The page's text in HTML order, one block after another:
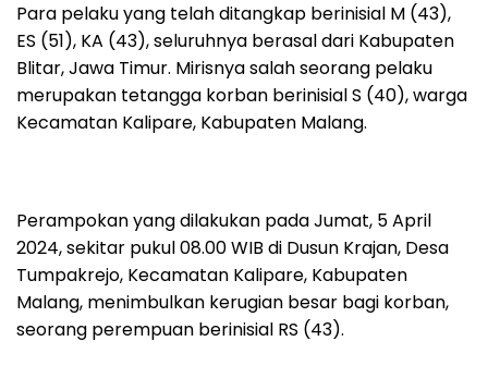
Para pelaku yang telah ditangkap berinisial M (43),
ES (51), KA (43), seluruhnya berasal dari Kabupaten
Blitar, Jawa Timur. Mirisnya salah seorang pelaku
merupakan tetangga korban berinisial S (40), warga
Kecamatan Kalipare, Kabupaten Malang.
Perampokan yang dilakukan pada Jumat, 5 April
2024, sekitar pukul 08.00 WIB di Dusun Krajan, Desa
Tumpakrejo, Kecamatan Kalipare, Kabupaten
Malang, menimbulkan kerugian besar bagi korban,
seorang perempuan berinisial RS (43).